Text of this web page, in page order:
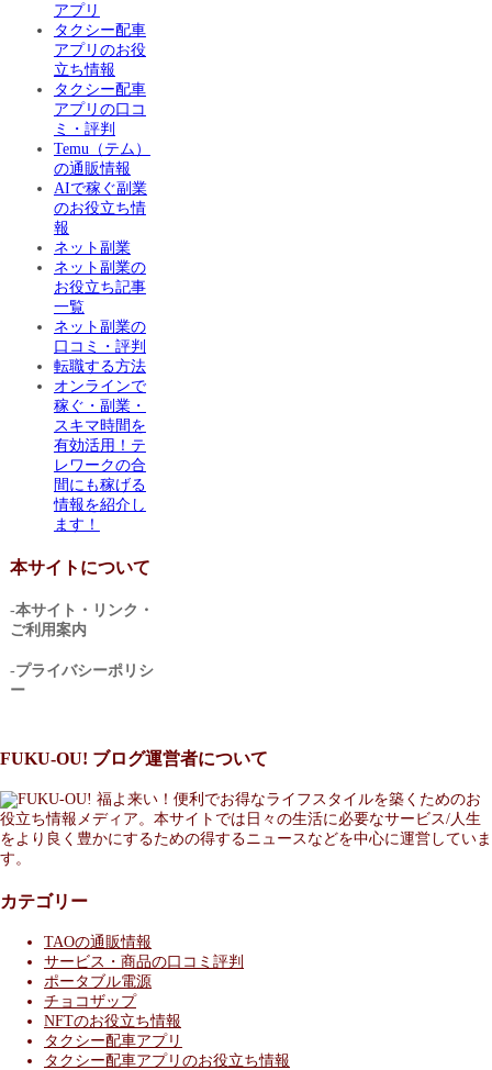
アプリ
タクシー配車
アプリのお役
立ち情報
タクシー配車
アプリの口コ
ミ・評判
Temu（テム）
の通販情報
AIで稼ぐ副業
のお役立ち情
報
ネット副業
ネット副業の
お役立ち記事
一覧
ネット副業の
口コミ・評判
転職する方法
オンラインで
稼ぐ・副業・
スキマ時間を
有効活用！テ
レワークの合
間にも稼げる
情報を紹介し
ます！
本サイトについて
-本サイト・リンク・
ご利用案内
-プライバシーポリシ
ー
FUKU-OU! ブログ運営者について
福よ来い！便利でお得なライフスタイルを築くためのお
役立ち情報メディア。本サイトでは日々の生活に必要なサービス/人生
をより良く豊かにするための得するニュースなどを中心に運営していま
す。
カテゴリー
TAOの通販情報
サービス・商品の口コミ評判
ポータブル電源
チョコザップ
NFTのお役立ち情報
タクシー配車アプリ
タクシー配車アプリのお役立ち情報